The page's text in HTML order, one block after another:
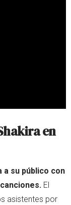
en
a su público con
El
asistentes por